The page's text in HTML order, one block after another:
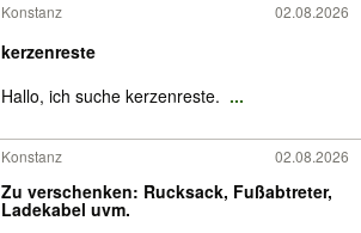
Konstanz 02.08.2026
kerzenreste
Hallo, ich suche kerzenreste. ...
Konstanz 02.08.2026
Zu verschenken: Rucksack, Fußabtreter,
Ladekabel uvm.